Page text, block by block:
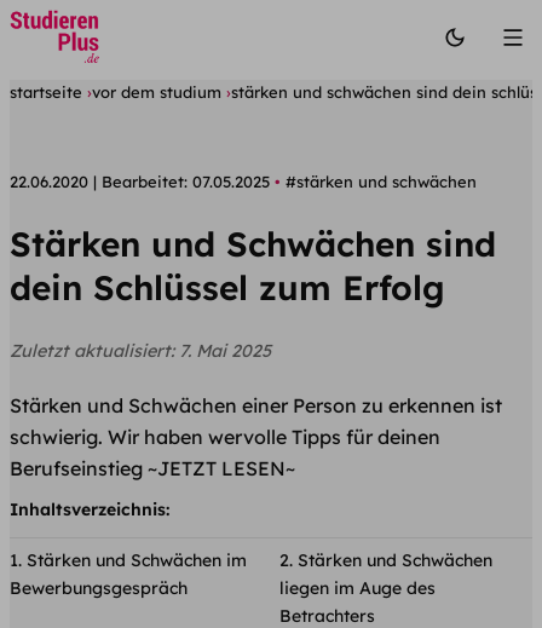
startseite vor dem studium stärken und schwächen sind dein
22.06.2020 Bearbeitet: 07.05.2025 #stärken und schwächen
Stärken und Schwächen sind
dein Schlüssel zum Erfolg
Zuletzt aktualisiert: 7. Mai 2025
Stärken und Schwächen einer Person zu erkennen ist
schwierig. Wir haben wervolle Tipps für deinen
Berufseinstieg ~JETZT LESEN~
Inhaltsverzeichnis:
Stärken und Schwächen im
Bewerbungsgespräch
Stärken und Schwächen
liegen im Auge des
Betrachters